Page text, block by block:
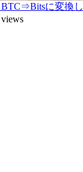
に変換し
views